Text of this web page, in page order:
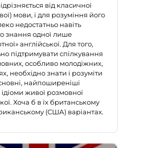
від класичної
мови, і для розуміння його
недостатньо навіть
знання одної лише
англійської. Для того,
підтримувати спілкування
особливо молодіжних,
необхідно знати і розуміти
найпоширеніші
ідіоми живої розмовної
Хоча б в їх британському
(США) варіантах.